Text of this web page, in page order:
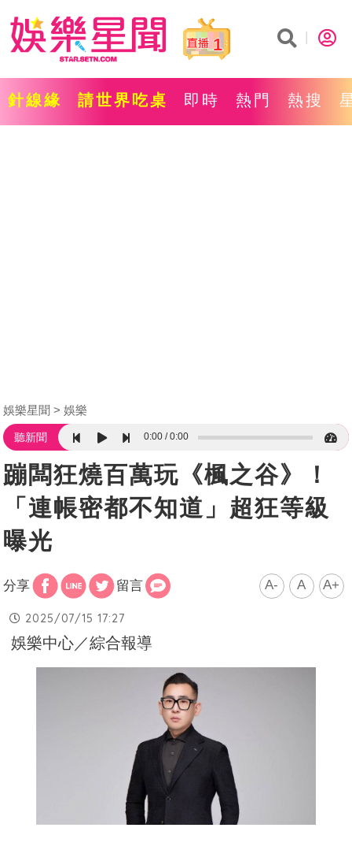
1
針線緣 請世界吃桌 即時 熱門 熱搜
娛樂星聞 娛樂
聽新聞 0:00 0:00
蹦闆狂燒百萬玩《楓之谷》！
「連帳密都不知道」超狂等級
曝光
分享 留言 A- A A+
2025/07/15 17:27
娛樂中心／綜合報導